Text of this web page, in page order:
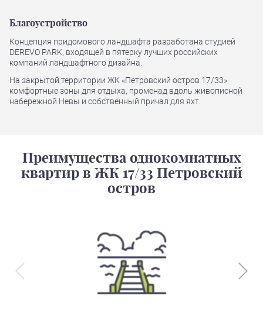
Благоустройство
Концепция придомового ландшафта разработана студией
DEREVO PARK, входящей в пятерку лучших российских
компаний ландшафтного дизайна.
На закрытой территории ЖК «Петровский остров 17/33»
комфортные зоны для отдыха, променад вдоль живописной
набережной Невы и собственный причал для яхт.
Преимущества однокомнатных
квартир в ЖК 17/33 Петровский
остров